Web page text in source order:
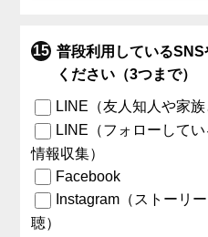
普段利用している
ください（3つまで）
LINE（友人知人や家族
LINE（フォローして
情報収集）
Facebook
Instagram（ストーリ
聴）